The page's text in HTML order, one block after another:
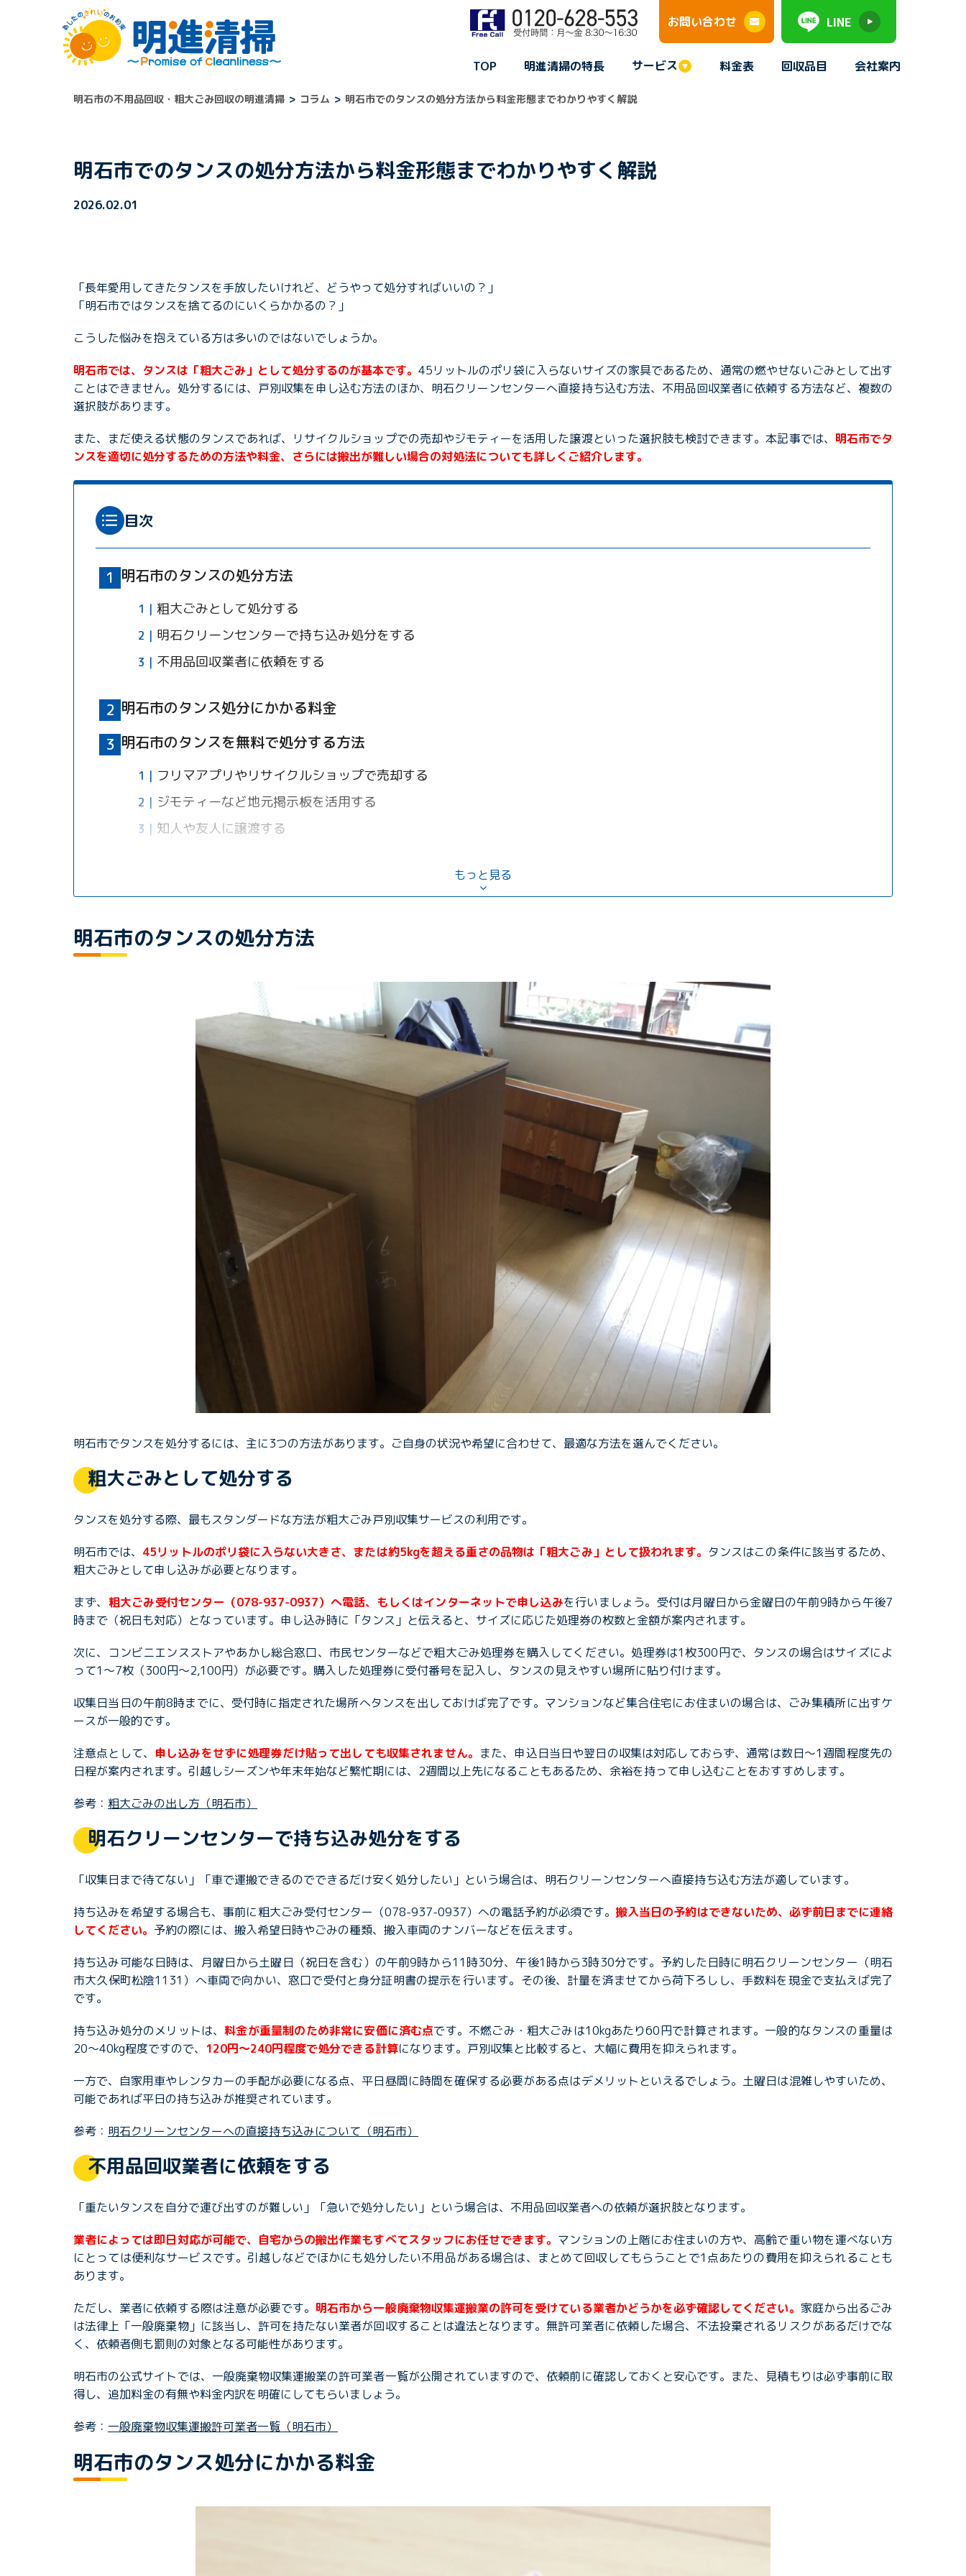
お問い合わせ LINE
TOP 明進清掃の特長 サービス 料金表 回収品目 会社案内
明石市の不用品回収・粗大ごみ回収の明進清掃 コラム 明石市でのタンスの処分方法から料金形態までわかりやすく解説
明石市でのタンスの処分方法から料金形態までわかりやすく解説
2026.02.01
「長年愛用してきたタンスを手放したいけれど、どうやって処分すればいいの？」
「明石市ではタンスを捨てるのにいくらかかるの？」
こうした悩みを抱えている方は多いのではないでしょうか。
明石市では、タンスは「粗大ごみ」として処分するのが基本です。 45リットルのポリ袋に入らないサイズの家具であるため、通常の燃やせないごみとして出す
ことはできません。処分するには、戸別収集を申し込む方法のほか、明石クリーンセンターへ直接持ち込む方法、不用品回収業者に依頼する方法など、複数の
選択肢があります。
また、まだ使える状態のタンスであれば、リサイクルショップでの売却やジモティーを活用した譲渡といった選択肢も検討できます。本記事では、 明石市でタ
ンスを適切に処分するための方法や料金、さらには搬出が難しい場合の対処法についても詳しくご紹介します。
目次
明石市のタンスの処分方法
粗大ごみとして処分する
明石クリーンセンターで持ち込み処分をする
不用品回収業者に依頼をする
明石市のタンス処分にかかる料金
明石市のタンスを無料で処分する方法
フリマアプリやリサイクルショップで売却する
ジモティーなど地元掲示板を活用する
知人や友人に譲渡する
解決策2：引越し業者の不用品回収サービス
明石市でタンスを処分するなら「明進清掃」へ
もっと見る
明石市のタンスの処分方法
明石市でタンスを処分するには、主に3つの方法があります。ご自身の状況や希望に合わせて、最適な方法を選んでください。
粗大ごみとして処分する
タンスを処分する際、最もスタンダードな方法が粗大ごみ戸別収集サービスの利用です。
明石市では、 45リットルのポリ袋に入らない大きさ、または約5kgを超える重さの品物は「粗大ごみ」として扱われます。 タンスはこの条件に該当するため、
粗大ごみとして申し込みが必要となります。
まず、 粗大ごみ受付センター（078-937-0937）へ電話、もしくはインターネットで申し込みを行いましょう。受付は月曜日から金曜日の午前9時から午後7
時まで（祝日も対応）となっています。申し込み時に「タンス」と伝えると、サイズに応じた処理券の枚数と金額が案内されます。
次に、コンビニエンスストアやあかし総合窓口、市民センターなどで粗大ごみ処理券を購入してください。処理券は1枚300円で、タンスの場合はサイズによ
って1〜7枚（300円〜2,100円）が必要です。購入した処理券に受付番号を記入し、タンスの見えやすい場所に貼り付けます。
収集日当日の午前8時までに、受付時に指定された場所へタンスを出しておけば完了です。マンションなど集合住宅にお住まいの場合は、ごみ集積所に出すケ
ースが一般的です。
注意点として、 申し込みをせずに処理券だけ貼って出しても収集されません。 また、申込日当日や翌日の収集は対応しておらず、通常は数日〜1週間程度先の
日程が案内されます。引越しシーズンや年末年始など繁忙期には、2週間以上先になることもあるため、余裕を持って申し込むことをおすすめします。
参考： 粗大ごみの出し方（明石市）
明石クリーンセンターで持ち込み処分をする
「収集日まで待てない」「車で運搬できるのでできるだけ安く処分したい」という場合は、明石クリーンセンターへ直接持ち込む方法が適しています。
持ち込みを希望する場合も、事前に粗大ごみ受付センター（078-937-0937）への電話予約が必須です。搬入当日の予約はできないため、必ず前日までに連絡
してください。 予約の際には、搬入希望日時やごみの種類、搬入車両のナンバーなどを伝えます。
持ち込み可能な日時は、月曜日から土曜日（祝日を含む）の午前9時から11時30分、午後1時から3時30分です。予約した日時に明石クリーンセンター（明石
市大久保町松陰1131）へ車両で向かい、窓口で受付と身分証明書の提示を行います。その後、計量を済ませてから荷下ろしし、手数料を現金で支払えば完了
です。
持ち込み処分のメリットは、料金が重量制のため非常に安価に済む点です。不燃ごみ・粗大ごみは10kgあたり60円で計算されます。一般的なタンスの重量は
20〜40kg程度ですので、 120円〜240円程度で処分できる計算になります。戸別収集と比較すると、大幅に費用を抑えられます。
一方で、自家用車やレンタカーの手配が必要になる点、平日昼間に時間を確保する必要がある点はデメリットといえるでしょう。土曜日は混雑しやすいため、
可能であれば平日の持ち込みが推奨されています。
参考： 明石クリーンセンターへの直接持ち込みについて（明石市）
不用品回収業者に依頼をする
「重たいタンスを自分で運び出すのが難しい」「急いで処分したい」という場合は、不用品回収業者への依頼が選択肢となります。
業者によっては即日対応が可能で、自宅からの搬出作業もすべてスタッフにお任せできます。 マンションの上階にお住まいの方や、高齢で重い物を運べない方
にとっては便利なサービスです。引越しなどでほかにも処分したい不用品がある場合は、まとめて回収してもらうことで1点あたりの費用を抑えられることも
あります。
ただし、業者に依頼する際は注意が必要です。 明石市から一般廃棄物収集運搬業の許可を受けている業者かどうかを必ず確認してください。 家庭から出るごみ
は法律上「一般廃棄物」に該当し、許可を持たない業者が回収することは違法となります。無許可業者に依頼した場合、不法投棄されるリスクがあるだけでな
く、依頼者側も罰則の対象となる可能性があります。
明石市の公式サイトでは、一般廃棄物収集運搬業の許可業者一覧が公開されていますので、依頼前に確認しておくと安心です。また、見積もりは必ず事前に取
得し、追加料金の有無や料金内訳を明確にしてもらいましょう。
参考： 一般廃棄物収集運搬許可業者一覧（明石市）
明石市のタンス処分にかかる料金